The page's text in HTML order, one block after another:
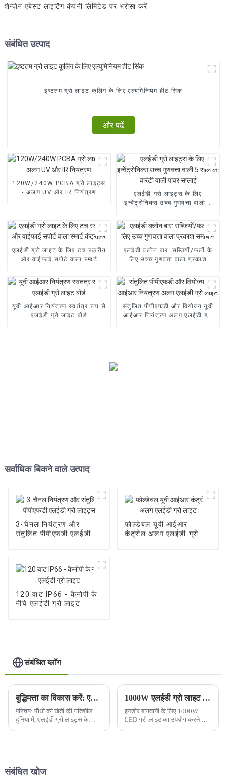
शेन्ज़ेन एबेस्ट लाइटिंग कंपनी लिमिटेड पर भरोसा करें
संबंधित उत्पाद
इष्टतम ग्रो लाइट कूलिंग के लिए एल्युमिनियम हीट सिंक
और पढ़ें
120W/240W PCBA ग्रो लाइट्स
- अलग UV और IR नियंत्रण
एलईडी ग्रो लाइट्स के लिए
इन्वेंट्रोनिक्स उच्च गुणवत्ता वाली 5
एलईडी ग्रो लाइट के लिए टच स्क्रीन
और वाईफाई सपोर्ट वाला स्मार्ट
एलईडी क्लोन बार: सब्जियों/फलों के
लिए उच्च गुणवत्ता वाला प्रकाश
यूवी आईआर नियंत्रण स्वतंत्र रूप से
एलईडी ग्रो लाइट बोर्ड
संतुलित पीपीएफडी और वियोज्य यूवी
आईआर नियंत्रण अलग एलईडी ग्रो
सर्वाधिक बिकने वाले उत्पाद
3-चैनल नियंत्रण और
संतुलित पीपीएफडी एलईडी
फोल्डेबल यूवी आईआर
कंट्रोल अलग एलईडी ग्रो
120 वाट IP66 - कैनोपी के
नीचे एलईडी ग्रो लाइट
संबंधित ब्लॉग
बुद्धिमत्ता का विकास करें: एलईडी ग्रो लाइट्स के साथ भविष्य को रोशन करें
परिचय: पौधों की खेती की गतिशील
दुनिया में, एलईडी ग्रो लाइट्स के
1000W एलईडी ग्रो लाइट का उपयोग करने पर इनडोर बागवानी में क्या लाभ होते हैं?
इनडोर बागवानी के लिए 1000W
LED ग्रो लाइट का उपयोग करने से
संबंधित खोज